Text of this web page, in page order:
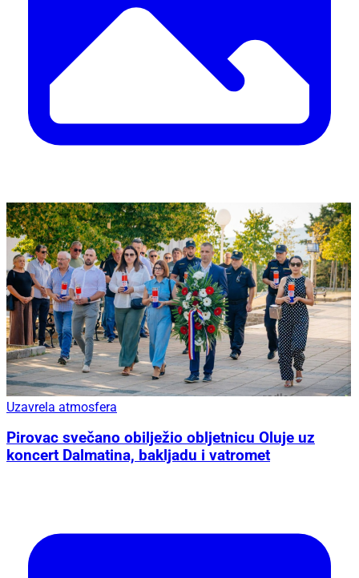
Uzavrela atmosfera
Pirovac svečano obilježio obljetnicu Oluje uz
koncert Dalmatina, bakljadu i vatromet